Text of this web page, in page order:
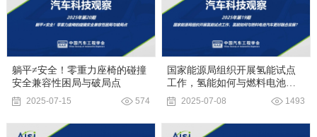
躺平≠安全！零重力座椅的碰撞
安全兼容性困局与破局点
2025-07-15 574
国家能源局组织开展氢能试点
工作，氢能如何与燃料电池汽
车更好融合发展？
2025-07-08 1493